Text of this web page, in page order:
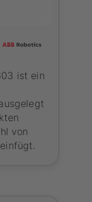
ist ein
von